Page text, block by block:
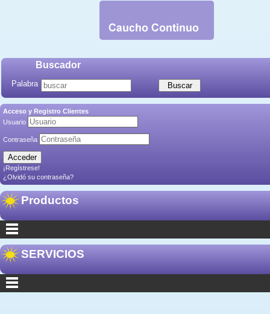
Buscador
Palabra
Acceso y Registro Clientes
Usuario
Contraseña
¡Regístrese!
¿Olvidó su contraseña?
Productos
SERVICIOS